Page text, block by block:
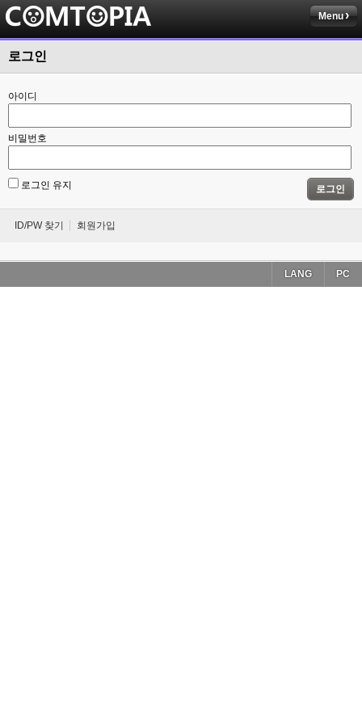
Menu
로그인
아이디
비밀번호
로그인 유지 로그인
ID/PW 찾기 회원가입
PC
LANG